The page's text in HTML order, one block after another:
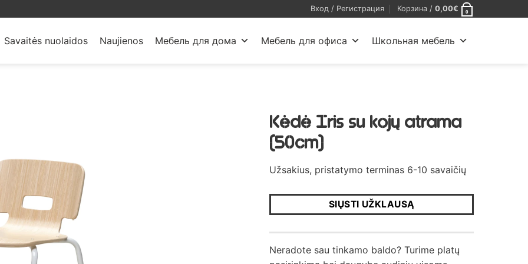
Вход / Регистрация Корзина / 0,00€ 0
Savaitės nuolaidos Naujienos Мебель для дома Мебель для офиса Школьная мебель
Kėdė Iris su kojų atrama
(50cm)
Užsakius, pristatymo terminas 6-10 savaičių
SIŲSTI UŽKLAUSĄ
Neradote sau tinkamo baldo? Turime platų